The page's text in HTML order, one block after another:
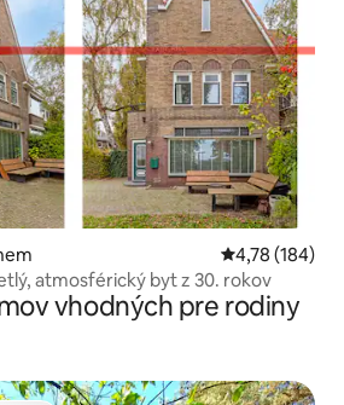
Priemerné
4,78 (184)
atmosférický byt z 30. rokov
vhodných pre rodiny